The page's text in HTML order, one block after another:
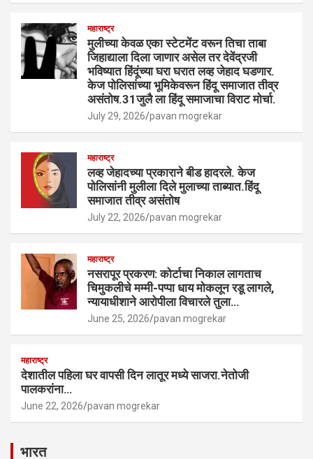
महाराष्ट्र
मुलीच्या केवळ एका स्टेटमेंट वरून तिचा ताबा
जिहाद्याला दिला जाणार असेल तर देवेंद्रजी
भविष्यात हिंदूंच्या घरा घरात लव्ह जेहाद घडणार.
केज पोलिसांच्या भूमिकेवरून हिंदू समाजात तीव्र
असंतोष.31जुलै ला हिंदू समाजाचा विराट मोर्चा.
July 29, 2026 pavan mogrekar
महाराष्ट्र
लव्ह जेहादच्या प्रकाराने बीड हादरले. केज
पोलिसांनी मुलीला दिले मुलाच्या ताब्यात.हिंदू
समाजात तीव्र असंतोष
July 22, 2026 pavan mogrekar
महाराष्ट्र
नसरापूर प्रकरण: कोर्टाचा निकाल लागताच
चिमुकलीचे मम्मी-पप्पा धाय मोकलून रडू लागले,
न्यायाधीशाने आरोपीला विचारले तुला…
June 25, 2026 pavan mogrekar
महाराष्ट्र
देशातील पहिला घर वापसी दिन लातूर मध्ये साजरा.नेतोजी
पालकरांना…
June 22, 2026 pavan mogrekar
भारत